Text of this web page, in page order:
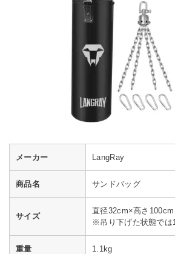
メーカー LangRay
商品名 サンドバッグ
サイズ
直径32cm×高さ100cm
※吊り下げた状態では
重量 1.1kg